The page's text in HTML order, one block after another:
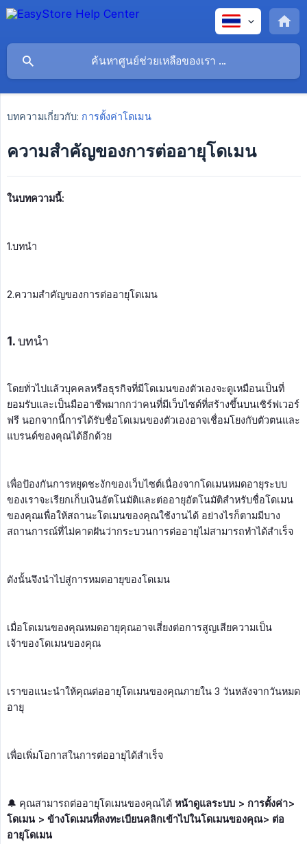
บทความเกี่ยวกับ: การตั้งค่าโดเมน
ความสำคัญของการต่ออายุโดเมน
ในบทความนี้:
1.บทนำ
2.ความสำคัญของการต่ออายุโดเมน
1. บทนำ
โดยทั่วไปแล้วบุคคลหรือธุรกิจที่มีโดเมนของตัวเองจะดูเหมือนเป็นที่
ยอมรับและเป็นมืออาชีพมากกว่าคนที่มีเว็บไซต์ที่สร้างขึ้นบนเซิร์ฟเวอร์
ฟรี นอกจากนี้การได้รับชื่อโดเมนของตัวเองอาจเชื่อมโยงกับตัวตนและ
แบรนด์ของคุณได้อีกด้วย
เพื่อป้องกันการหยุดชะงักของเว็บไซต์เนื่องจากโดเมนหมดอายุระบบ
ของเราจะเรียกเก็บเงินอัตโนมัติและต่ออายุอัตโนมัติสำหรับชื่อโดเมน
ของคุณเพื่อให้สถานะโดเมนของคุณใช้งานได้ อย่างไรก็ตามมีบาง
สถานการณ์ที่ไม่คาดฝันว่ากระบวนการต่ออายุไม่สามารถทำได้สำเร็จ
ดังนั้นจึงนำไปสู่การหมดอายุของโดเมน
เมื่อโดเมนของคุณหมดอายุคุณอาจเสี่ยงต่อการสูญเสียความเป็น
เจ้าของโดเมนของคุณ
เราขอแนะนำให้คุณต่ออายุโดเมนของคุณภายใน 3 วันหลังจากวันหมด
อายุ
เพื่อเพิ่มโอกาสในการต่ออายุได้สำเร็จ
🔔 คุณสามารถต่ออายุโดเมนของคุณได้ หน้าดูแลระบบ > การตั้งค่า>
โดเมน > ข้างโดเมนที่ลงทะเบียนคลิกเข้าไปในโดเมนของคุณ> ต่อ
อายุโดเมน